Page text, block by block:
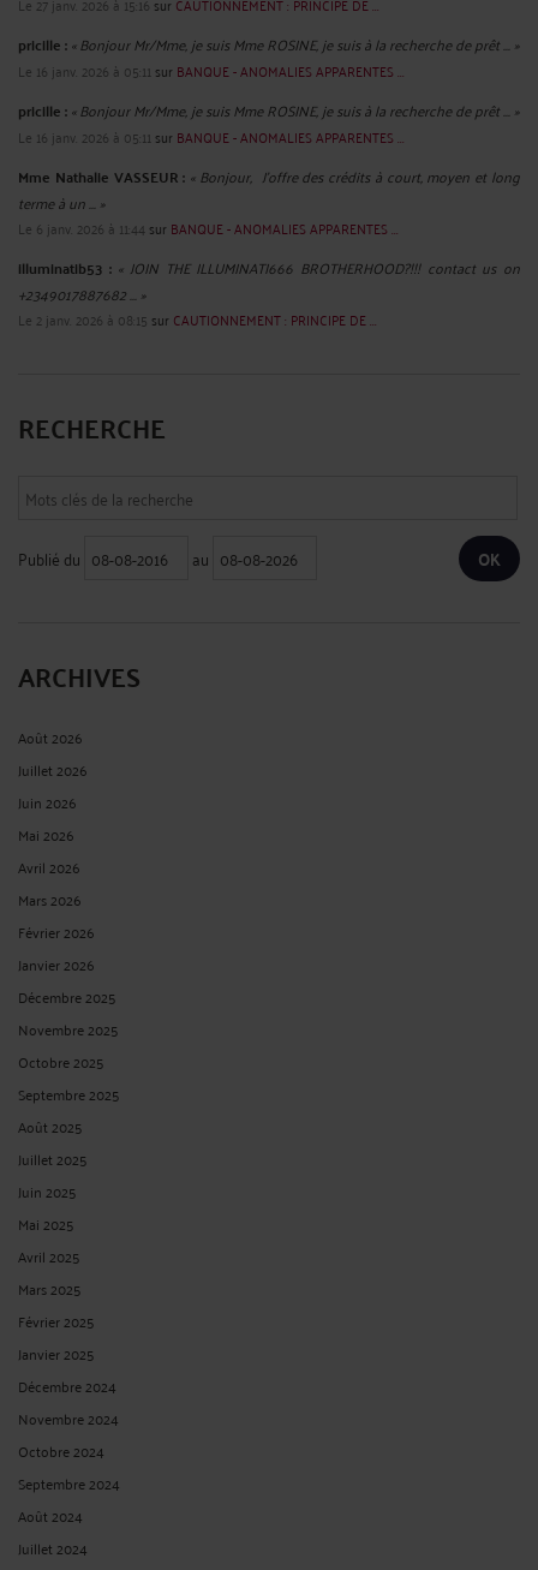
pricille :« Bonjour Mr/Mme, je suis Mme ROSINE, je suis à la recherche de prêt ... »
Le 16 janv. 2026 à 05:11 sur BANQUE - ANOMALIES APPARENTES ...
pricille :« Bonjour Mr/Mme, je suis Mme ROSINE, je suis à la recherche de prêt ... »
Le 16 janv. 2026 à 05:11 sur BANQUE - ANOMALIES APPARENTES ...
Mme Nathalie VASSEUR : « Bonjour, J’offre des crédits à court, moyen et long
terme à un ... »
Le 6 janv. 2026 à 11:44 sur BANQUE - ANOMALIES APPARENTES ...
illuminatib53 : « JOIN THE ILLUMINATI666 BROTHERHOOD?!!! contact us on
+2349017887682 ... »
Le 2 janv. 2026 à 08:15 sur CAUTIONNEMENT : PRINCIPE DE ...
RECHERCHE
Publié du au
ARCHIVES
Août 2026
Juillet 2026
Juin 2026
Mai 2026
Avril 2026
Mars 2026
Février 2026
Janvier 2026
Décembre 2025
Novembre 2025
Octobre 2025
Septembre 2025
Août 2025
Juillet 2025
Juin 2025
Mai 2025
Avril 2025
Mars 2025
Février 2025
Janvier 2025
Décembre 2024
Novembre 2024
Octobre 2024
Septembre 2024
Août 2024
Juillet 2024